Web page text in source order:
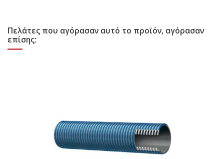
Πελάτες που αγόρασαν αυτό το προϊόν, αγόρασαν
επίσης: